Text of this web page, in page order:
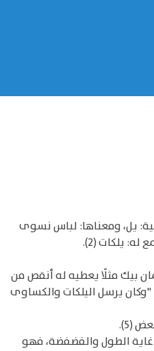
يل، ومعناها: لباس نسوى
بيك مثلًا يعطيه له أنقص من
يرسل اليلكات والكساوى
(5).
كُمَّان في غاية الطول والفضفضة، فهو